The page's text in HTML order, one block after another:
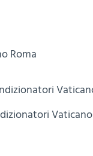
Roma
Vaticano